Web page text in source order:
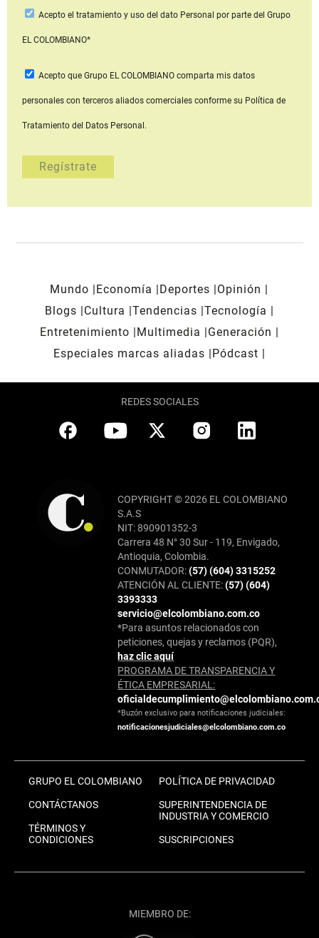
Acepto el tratamiento y uso del dato Personal por parte del Grupo
EL COLOMBIANO*
Acepto que Grupo EL COLOMBIANOcomparta mis datos
personales con terceros aliados comerciales conforme su Política de
Tratamiento del Datos Personal.
Mundo Economía Deportes
Opinión
Blogs
Cultura Tendencias Tecnología
Entretenimiento
Multimedia
Generación
Especiales marcas aliadas
Pódcast
REDES SOCIALES
COPYRIGHT © 2026 EL COLOMBIANO
S.A.S
NIT: 890901352-3
Carrera 48 N° 30 Sur - 119, Envigado,
Antioquia, Colombia.
CONMUTADOR:(57) (604) 3315252
ATENCIÓN AL CLIENTE:(57) (604)
3393333
servicio@elcolombiano.com.co
*Para asuntos relacionados con
peticiones, quejas y reclamos (PQR),
haz clic aquí
PROGRAMA DE TRANSPARENCIA Y
ÉTICA EMPRESARIAL:
*Buzón exclusivo para notificaciones judiciales:
notificacionesjudiciales@elcolombiano.com.co
GRUPO EL COLOMBIANO
CONTÁCTANOS
TÉRMINOS Y
CONDICIONES
POLÍTICA DE PRIVACIDAD
SUPERINTENDENCIA DE
INDUSTRIA Y COMERCIO
SUSCRIPCIONES
MIEMBRO DE: